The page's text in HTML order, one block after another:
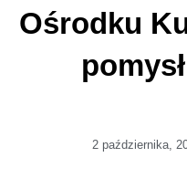
Ośrodku
2 października,